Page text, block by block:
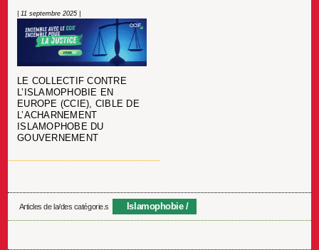
| 11 septembre 2025 |
LE COLLECTIF CONTRE
L’ISLAMOPHOBIE EN
EUROPE (CCIE), CIBLE DE
L’ACHARNEMENT
ISLAMOPHOBE DU
GOUVERNEMENT
Articles de la/des catégorie.s Islamophobie